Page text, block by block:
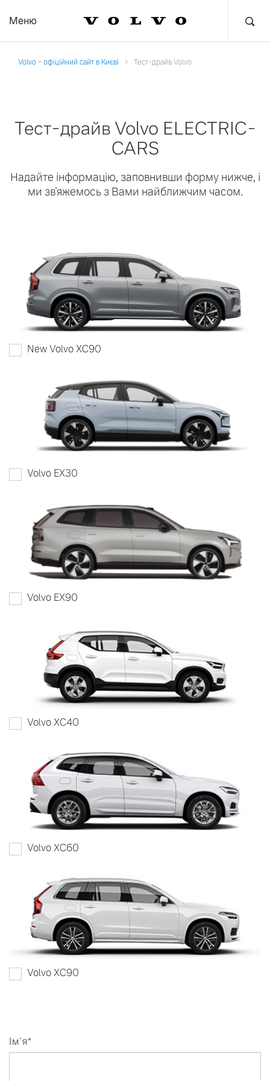
Меню
Volvo - офіційний сайт в Києві Тест-драйв Volvo
Тест-драйв Volvo ELECTRIC-
CARS
Надайте інформацію, заповнивши форму нижче, і
ми зв'яжемось з Вами найближчим часом.
New Volvo XC90
Volvo EX30
Volvo EX90
Volvo XC40
Volvo XC60
Volvo XC90
Ім'я*